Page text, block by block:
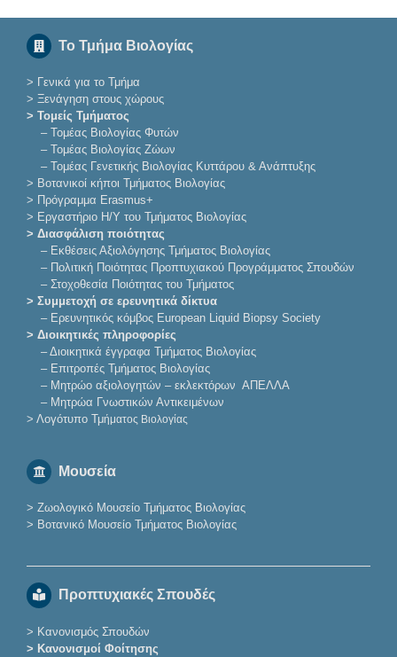
Το Τμήμα Βιολογίας
> Γενικά για το Τμήμα
> Ξενάγηση στους χώρους
> Τομείς Τμήματος
– Τομέας Βιολογίας Φυτών
– Τομέας Βιολογίας Ζώων
– Τομέας Γενετικής Βιολογίας Κυττάρου & Ανάπτυξης
> Βοτανικοί κήποι Τμήματος Βιολογίας
> Πρόγραμμα Erasmus+
> Εργαστήριο Η/Υ του Τμήματος Βιολογίας
> Διασφάλιση ποιότητας
– Εκθέσεις Αξιολόγησης Τμήματος Βιολογίας
– Πολιτική Ποιότητας Προπτυχιακού Προγράμματος Σπουδών
– Στοχοθεσία Ποιότητας του Τμήματος
> Συμμετοχή σε ερευνητικά δίκτυα
– Eρευνητικός κόμβος European Liquid Biopsy Society
> Διοικητικές πληροφορίες
–Διοικητικά έγγραφα Τμήματος Βιολογίας
– Επιτροπές Τμήματος Βιολογίας
– Μητρώο αξιολογητών – εκλεκτόρων ΑΠΕΛΛΑ
– Μητρώα Γνωστικών Αντικειμένων
> Λογότυπο Τμήματος Βιολογίας
Μουσεία
> Ζωολογικό Μουσείο Τμήματος Βιολογίας
> Βοτανικό Μουσείο Τμήματος Βιολογίας
Προπτυχιακές Σπουδές
> Κανονισμός Σπουδών
> Κανονισμοί Φοίτησης